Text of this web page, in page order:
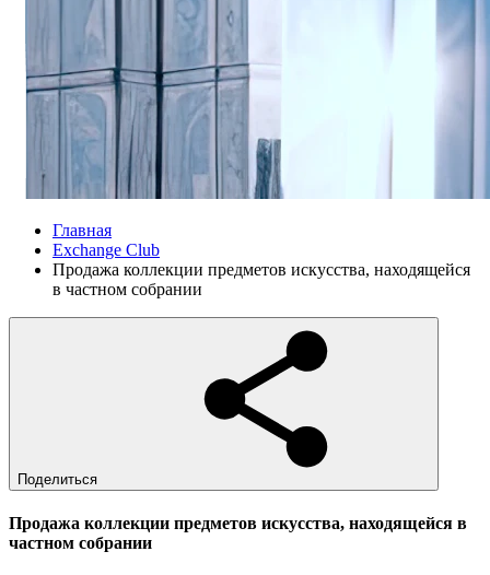
Главная
Exchange Club
Продажа коллекции предметов искусства, находящейся
в частном собрании
Поделиться
Продажа коллекции предметов искусства, находящейся в
частном собрании